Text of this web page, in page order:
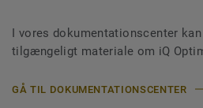
I vores dokumentationscenter
tilgængeligt materiale om iQ
GÅ TIL DOKUMENTATIONSCENTER